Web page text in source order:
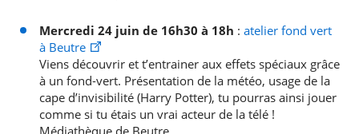
Mercredi 24 juin de 16h30 à 18h : atelier fond vert
à Beutre
Viens découvrir et t’entrainer aux effets spéciaux grâce
à un fond-vert. Présentation de la météo, usage de la
cape d’invisibilité (Harry Potter), tu pourras ainsi jouer
comme si tu étais un vrai acteur de la télé !